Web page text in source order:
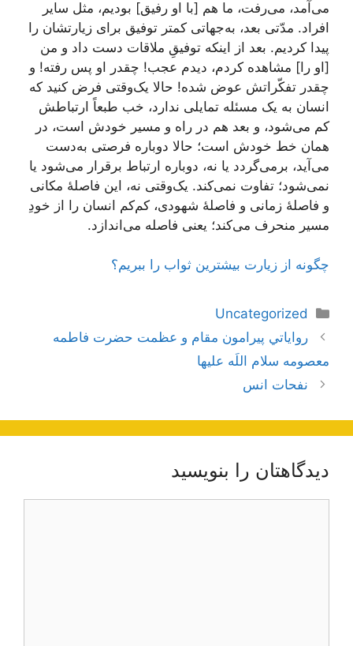
می‌آمد، می‌رفت، ما هم [با او رفیق] بودیم، مثل سایر
افراد. مدّتی بعد، به‌جهاتی کمتر توفیق برای زیارتشان را
پیدا کردیم. بعد از اینکه توفیقِ ملاقات دست داد و من
[او را] مشاهده کردم، دیدم عجب! چقدر او پس رفته! و
چقدر تفکّراتش عوض شده! حالا یک‌وقتی فرض کنید که
انسان به یک مسئله تمایلی ندارد، خب طبعاً ارتباطش
کم می‌شود، و بعد هم در راه و مسیر خودش است، در
همان خط خودش است؛ حالا دوباره فرصتی به‌دست
می‌آید، برمی‌گردد یا نه، دوباره ارتباط برقرار می‌شود یا
نمی‌شود؛ تفاوت نمی‌کند. یک‌وقتی نه، این فاصلۀ مکانی
و فاصلۀ زمانی و فاصلۀ شهودی، کم‌کم انسان را از خودِ
مسیر منحرف می‌کند؛ یعنی فاصله می‌اندازد.
چگونه از زیارت بیشترین ثواب را ببریم؟
دسته‌ها
Uncategorized
ناوبریرواياتي پيرامون مقام و عظمت حضرت فاطمه
معصومه سلام اللَه عليها
نفحات انس
دیدگاهتان را بنویسید